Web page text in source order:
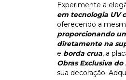
Experimente a
em tecnologia UV
oferecendo a
proporcionando
diretamente na
e borda crua, a
Obras Exclusiva
sua decoração.